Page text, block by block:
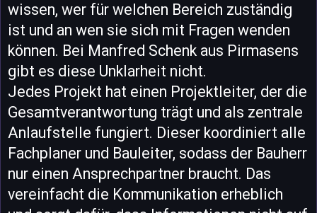
wissen, wer für welchen Bereich zuständig
ist und an wen sie sich mit Fragen wenden
können. Bei Manfred Schenk aus Pirmasens
gibt es diese Unklarheit nicht.
Jedes Projekt hat einen Projektleiter, der die
Gesamtverantwortung trägt und als zentrale
Anlaufstelle fungiert. Dieser koordiniert alle
Fachplaner und Bauleiter, sodass der Bauherr
nur einen Ansprechpartner braucht. Das
vereinfacht die Kommunikation erheblich